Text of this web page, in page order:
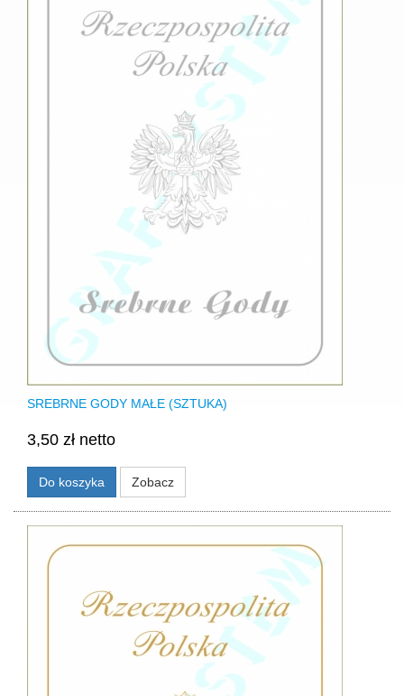
SREBRNE GODY MAŁE (SZTUKA)
3,50 zł netto
Do koszyka Zobacz